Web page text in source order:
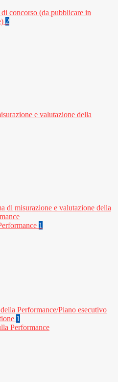
concorso (da pubblicare in
2
e valutazione della
di misurazione e valutazione della
1
Performance/Piano esecutivo
1
Performance